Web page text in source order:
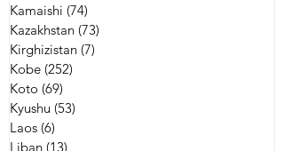
Kamaishi (74)
Kazakhstan (73)
Kirghizistan (7)
Kobe (252)
Koto (69)
Kyushu (53)
Laos (6)
Liban (13)